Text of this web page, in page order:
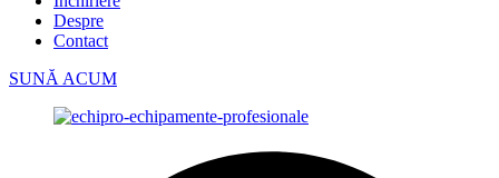
Despre
Contact
SUNĂ ACUM